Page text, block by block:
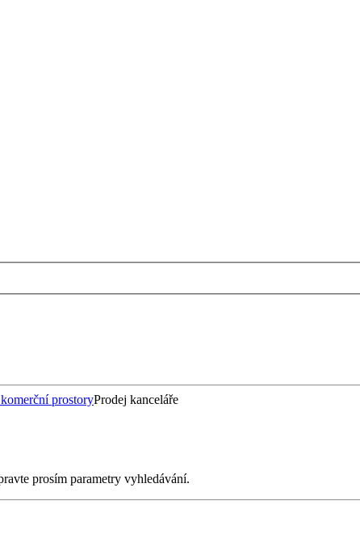
prostoryProdej kanceláře
prosím parametry vyhledávání.